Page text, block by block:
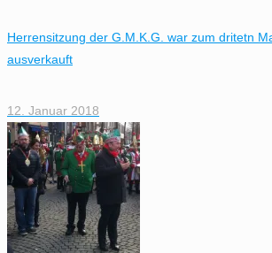
Herrensitzung der G.M.K.G. war zum dritetn
ausverkauft
12. Januar 2018